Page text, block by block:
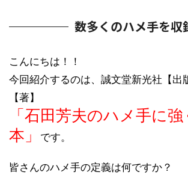
数多くのハメ手を収
こんにちは！！
今回紹介するのは、誠文堂新光社【出
【著】
「石田芳夫のハメ手に
本」
です。
皆さんのハメ手の定義は何ですか？